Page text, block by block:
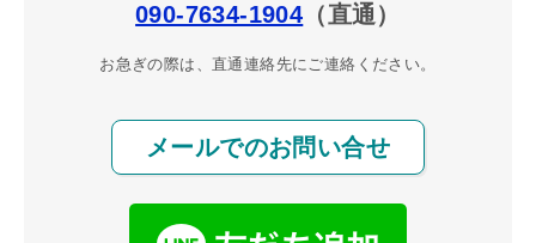
090-7634-1904 （直通）
お急ぎの際は、直通連絡先にご連絡ください。
メールでのお問い合せ